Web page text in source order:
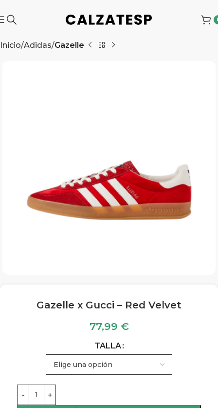
Inicio Adidas Gazelle
Gazelle x Gucci – Red Velvet
77,99 €
TALLA